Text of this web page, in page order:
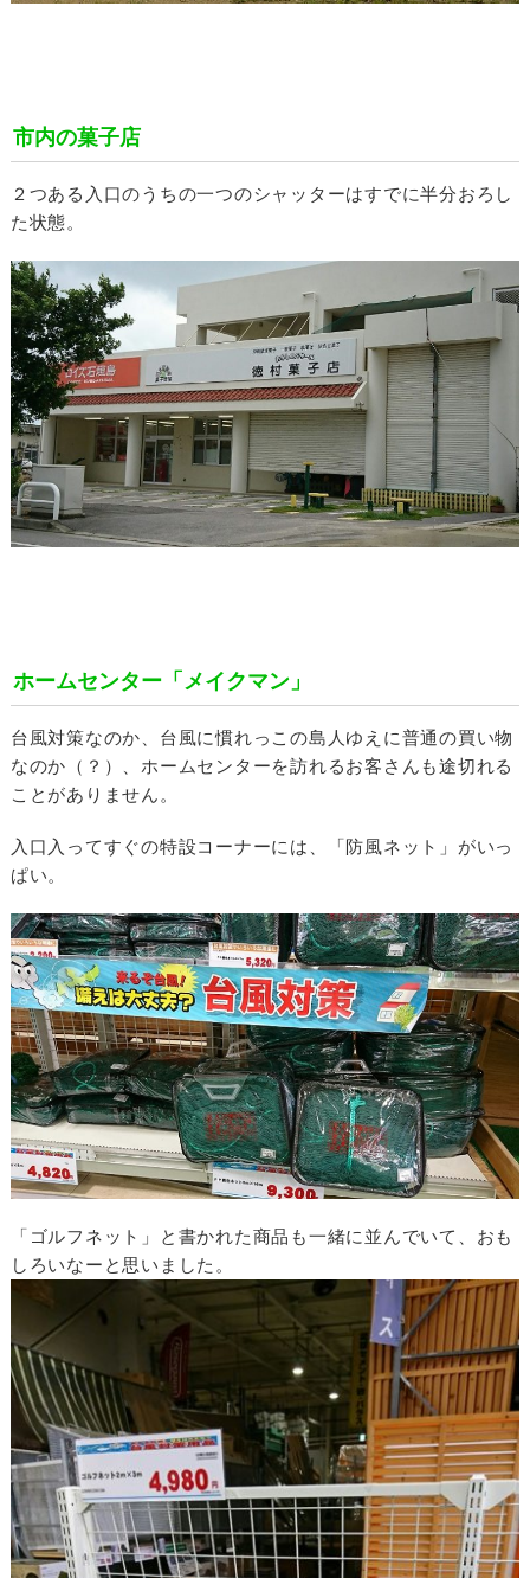
市内の菓子店
２つある入口のうちの一つのシャッターはすでに半分おろし
た状態。
ホームセンター「メイクマン」
台風対策なのか、台風に慣れっこの島人ゆえに普通の買い物
なのか（？）、ホームセンターを訪れるお客さんも途切れる
ことがありません。
入口入ってすぐの特設コーナーには、「防風ネット」がいっ
ぱい。
「ゴルフネット」と書かれた商品も一緒に並んでいて、おも
しろいなーと思いました。